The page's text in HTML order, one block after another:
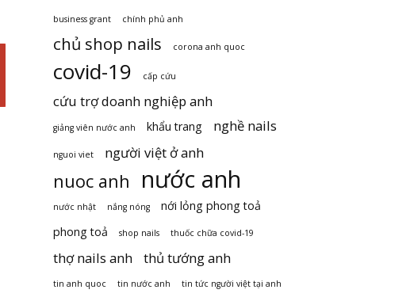
business grant chính phủ anh
chủ shop nails corona anh quoc
covid-19 cấp cứu
cứu trợ doanh nghiệp anh
giảng viên nước anh khẩu trang nghề nails
nguoi viet người việt ở anh
nuoc anh nước anh
nước nhật nắng nóng
nới lỏng phong toả
phong toả
shop nails thuốc chữa covid-19
thợ nails anh thủ tướng anh
tin anh quoc tin nước anh tin tức người việt tại anh